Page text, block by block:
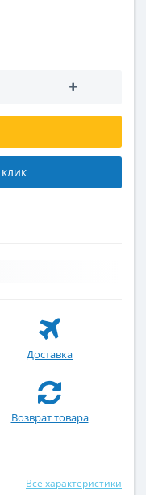
Доставка
Возврат товара
Все характеристики